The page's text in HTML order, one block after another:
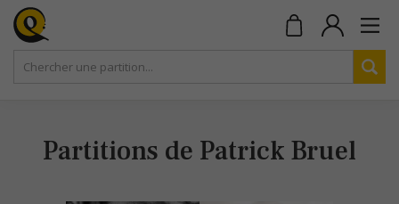
Partitions de Patrick Bruel